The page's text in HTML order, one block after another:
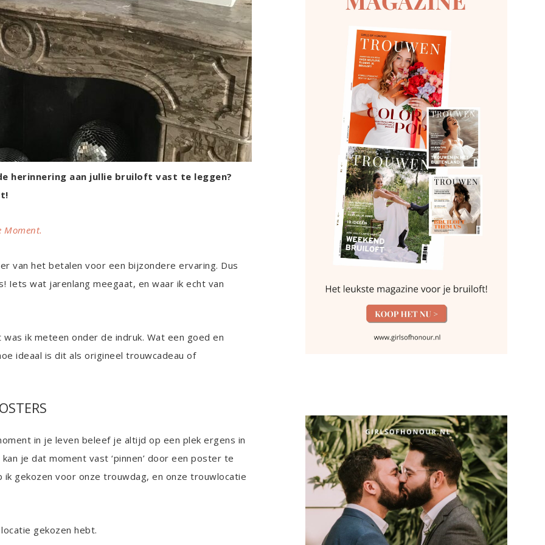
herinnering aan jullie bruiloft vast te leggen?
Moment.
van het betalen voor een bijzondere ervaring. Dus
Iets wat jarenlang meegaat, en waar ik echt van
ik meteen onder de indruk. Wat een goed en
ideaal is dit als origineel trouwcadeau of
in je leven beleef je altijd op een plek ergens in
kan je dat moment vast ‘pinnen’ door een poster te
gekozen voor onze trouwdag, en onze trouwlocatie
gekozen hebt.